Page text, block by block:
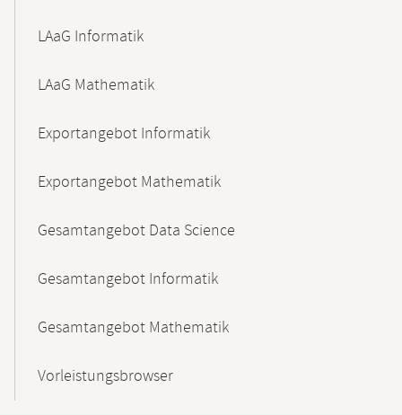
LAaG Informatik
LAaG Mathematik
Exportangebot Informatik
Exportangebot Mathematik
Gesamtangebot Data Science
Gesamtangebot Informatik
Gesamtangebot Mathematik
Vorleistungsbrowser